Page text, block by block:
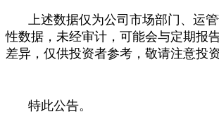
上述数据仅为公司市场部门、运
性数据，未经审计，可能会与定期报
差异，仅供投资者参考，敬请注意投资
特此公告。